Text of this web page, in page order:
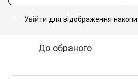
Увійти для відображення
До обраного